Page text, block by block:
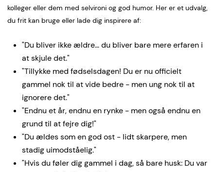
kolleger eller dem med selvironi og god humor. Her er et udvalg,
du frit kan bruge eller lade dig inspirere af:
"Du bliver ikke ældre… du bliver bare mere erfaren i
at skjule det."
"Tillykke med fødselsdagen! Du er nu officielt
gammel nok til at vide bedre - men ung nok til at
ignorere det."
"Endnu et år, endnu en rynke - men også endnu en
grund til at fejre dig!"
"Du ældes som en god ost - lidt skarpere, men
stadig uimodståelig."
"Hvis du føler dig gammel i dag, så bare husk: Du var